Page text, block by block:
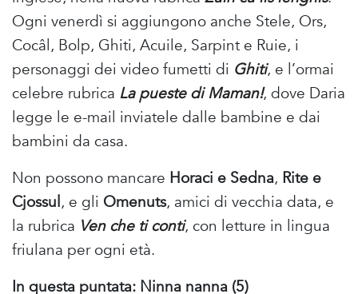
Ogni venerdì si aggiungono anche Stele, Ors,
Cocâl, Bolp, Ghiti, Acuile, Sarpint e Ruie, i
personaggi dei video fumetti di Ghiti, e l’ormai
celebre rubrica La pueste di Maman!, dove Daria
legge le e-mail inviatele dalle bambine e dai
bambini da casa.
Non possono mancare Horaci e Sedna, Rite e
Cjossul, e gli Omenuts, amici di vecchia data, e
la rubrica Ven che ti conti, con letture in lingua
friulana per ogni età.
In questa puntata: Ninna nanna (5)